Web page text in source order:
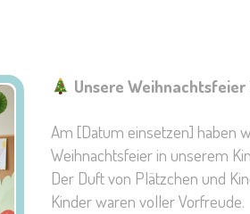
Unsere
Am [Datum einsetzen] haben
Weihnachtsfeier in unserem
Der Duft von Plätzchen und
Kinder waren voller Vorfreude.